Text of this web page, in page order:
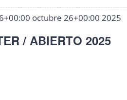
/ ABIERTO 2025
octubre 26+00:00 2025